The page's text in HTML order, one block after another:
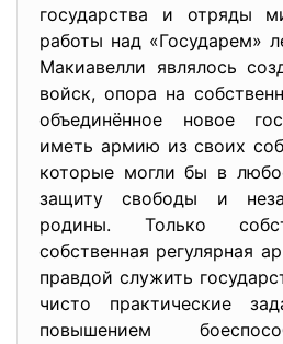
государства и отряды
работы над «Государем»
Макиавелли являлось
войск, опора на
объединённое новое
иметь армию из своих
которые могли бы в
защиту свободы и
родины. Только
собственная регулярная
правдой служить
чисто практические
повышением